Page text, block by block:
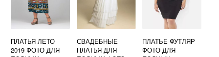
ПЛАТЬЯ ЛЕТО
2019 ФОТО ДЛЯ
СВАДЕБНЫЕ
ПЛАТЬЯ ДЛЯ
ПЛАТЬЕ ФУТЛЯР
ФОТО ДЛЯ